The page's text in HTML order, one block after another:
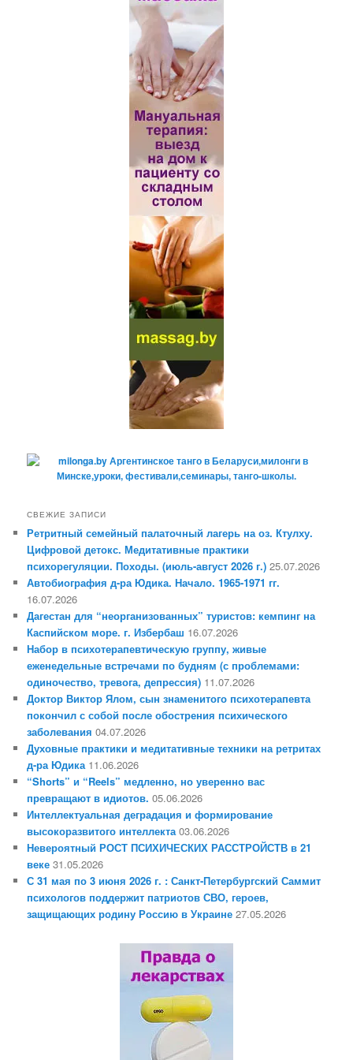
СВЕЖИЕ ЗАПИСИ
Ретритный семейный палаточный лагерь на оз. Ктулху.
Цифровой детокс. Медитативные практики
психорегуляции. Походы. (июль-август 2026 г.) 25.07.2026
Автобиография д-ра Юдика. Начало. 1965-1971 гг.
16.07.2026
Дагестан для “неорганизованных” туристов: кемпинг на
Каспийском море. г. Избербаш 16.07.2026
Набор в психотерапевтическую группу, живые
еженедельные встречами по будням (с проблемами:
одиночество, тревога, депрессия) 11.07.2026
Доктор Виктор Ялом, сын знаменитого психотерапевта
покончил с собой после обострения психического
заболевания 04.07.2026
Духовные практики и медитативные техники на ретритах
д-ра Юдика 11.06.2026
“Shorts” и “Reels” медленно, но уверенно вас
превращают в идиотов. 05.06.2026
Интеллектуальная деградация и формирование
высокоразвитого интеллекта 03.06.2026
Невероятный РОСТ ПСИХИЧЕСКИХ РАССТРОЙСТВ в 21
веке 31.05.2026
С 31 мая по 3 июня 2026 г. : Санкт-Петербургский Саммит
психологов поддержит патриотов СВО, героев,
защищающих родину Россию в Украине 27.05.2026